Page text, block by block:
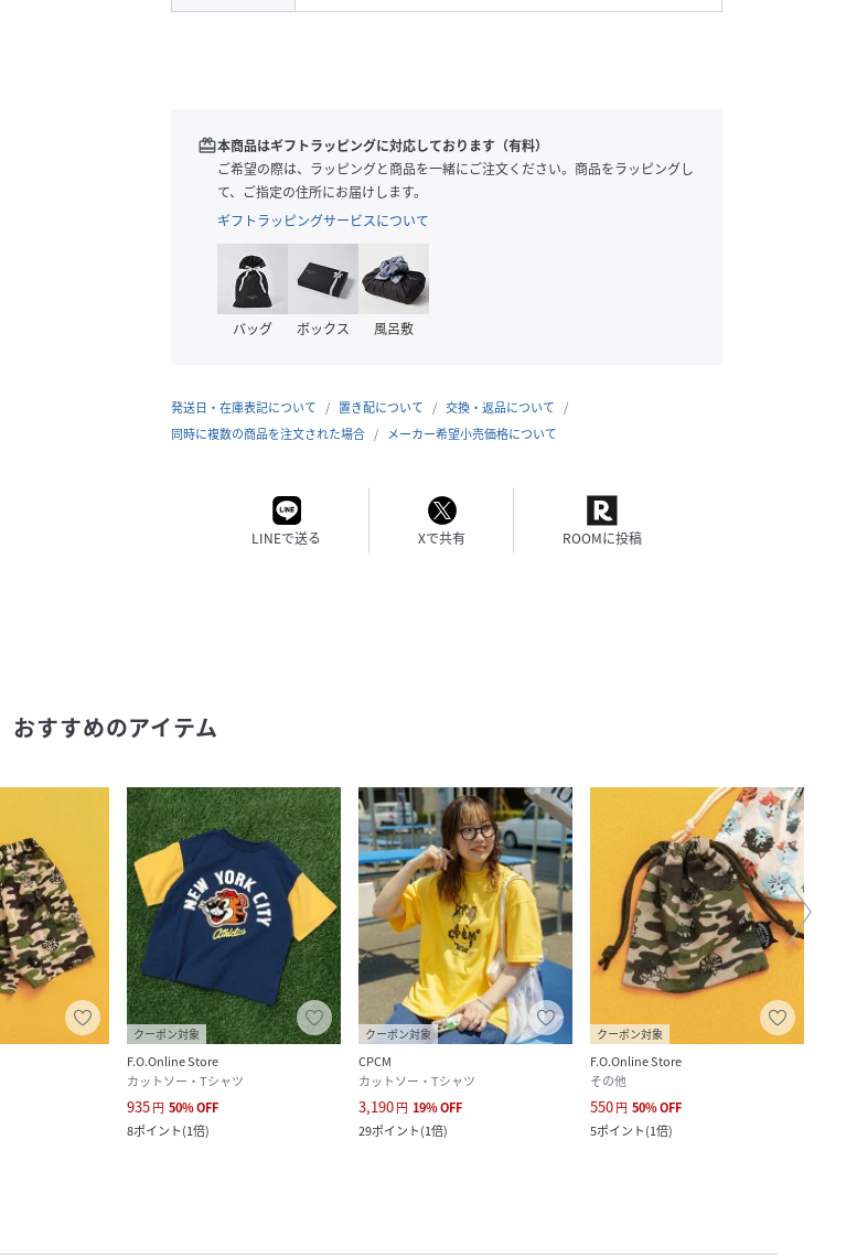
redeem本商品はギフトラッピングに対応しております（有料）
ご希望の際は、ラッピングと商品を一緒にご注文ください。商品をラッピングし
て、ご指定の住所にお届けします。
ギフトラッピングサービスについて
バッグ ボックス 風呂敷
発送日・在庫表記について 置き配について
交換・返品について
同時に複数の商品を注文された場合
メーカー希望小売価格について
LINEで送る Xで共有 ROOMに投稿
おすすめのアイテム
クーポン対象
F.O.Online Store
カットソー・Tシャツ
935円 50%OFF
8ポイント(1倍)
クーポン対象
CPCM
カットソー・Tシャツ
3,190円 19%OFF
29ポイント(1倍)
クーポン対象
F.O.Online Store
その他
550円 50%OFF
5ポイント(1倍)